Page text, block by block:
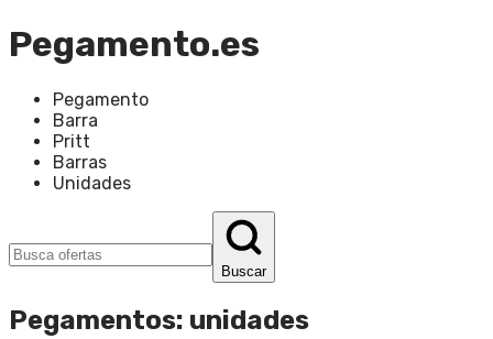
Pegamento.es
Pegamento
Barra
Pritt
Barras
Unidades
Buscar
Pegamentos: unidades